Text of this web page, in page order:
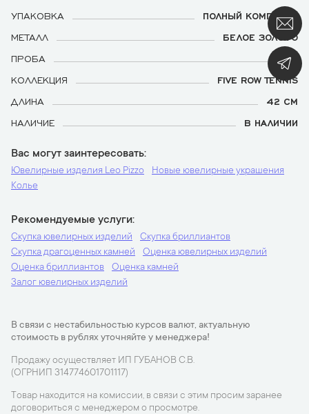
УПАКОВКА
ПОЛНЫЙ КОМПЛЕКТ
МЕТАЛЛ
БЕЛОЕ ЗОЛОТО
ПРОБА
750
КОЛЛЕКЦИЯ
FIVE ROW TENNIS
ДЛИНА
42 СМ
НАЛИЧИЕ
В НАЛИЧИИ
Вас могут заинтересовать
Ювелирные изделия Leo Pizzo
Новые ювелирные украшения
Колье
Рекомендуемые услуги
Скупка ювелирных изделий
Скупка бриллиантов
Скупка драгоценных камней
Оценка ювелирных изделий
Оценка бриллиантов
Оценка камней
Залог ювелирных изделий
В связи с нестабильностью курсов валют, актуальную
стоимость в рублях уточняйте у менеджера!
Продажу осуществляет ИП ГУБАНОВ С.В.
(ОГРНИП 314774601701117)
Товар находится на комиссии, в связи с этим просим заранее
договориться с менеджером о просмотре.